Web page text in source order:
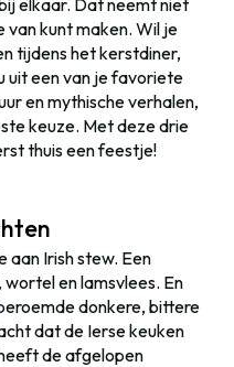
elkaar. Dat neemt niet
kunt maken. Wil je
tijdens het kerstdiner,
uit een van je favoriete
en mythische verhalen,
keuze. Met deze drie
thuis een feestje!
aan Irish stew. Een
en lamsvlees. En
donkere, bittere
dat de Ierse keuken
de afgelopen